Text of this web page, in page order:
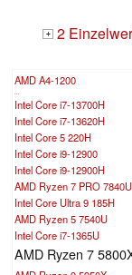
+ 2
AMD A4-1200
Intel Core i7-13700H
Intel Core i7-13620H
Intel Core 5 220H
Intel Core i9-12900
Intel Core i9-12900H
AMD Ryzen 7 PRO 7840U
Intel Core Ultra 9 185H
AMD Ryzen 5 7540U
Intel Core i7-1365U
AMD Ryzen 7